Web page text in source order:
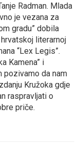
Radman. Mlada
je vezana za
gradu” dobila
literarnoj
“Lex Legis”.
Kamena” i
pozivamo da nam
Kružoka gdje
raspravljati o
priče.